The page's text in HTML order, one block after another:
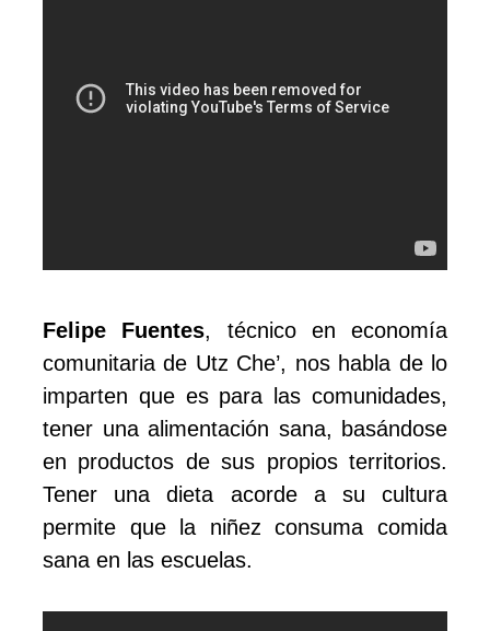
Felipe Fuentes, técnico en economía
comunitaria de Utz Che’, nos habla de lo
imparten que es para las comunidades,
tener una alimentación sana, basándose
en productos de sus propios territorios.
Tener una dieta acorde a su cultura
permite que la niñez consuma comida
sana en las escuelas.